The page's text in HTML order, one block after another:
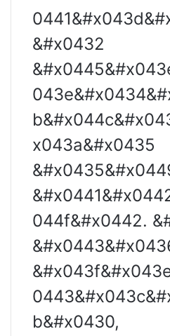
&#x0432
x043a&#x0435
044f&#x0442.
b&#x0430,